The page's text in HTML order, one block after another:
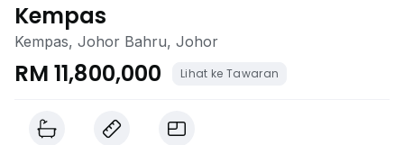
Kempas
Kempas, Johor Bahru, Johor
RM 11,800,000 Lihat ke Tawaran